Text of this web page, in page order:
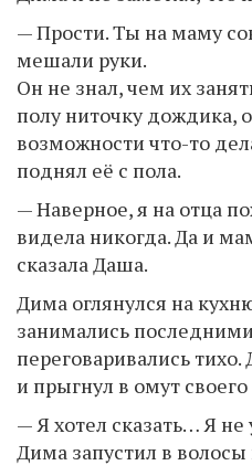
— Прости. Ты на маму
мешали руки.
Он не знал, чем их
полу ниточку дождика,
возможности что-то
поднял её с пола.
— Наверное, я на отца
видела никогда. Да и
сказала Даша.
Дима оглянулся на
занимались
переговаривались
и прыгнул в омут
— Я хотел сказать… Я
Дима запустил в